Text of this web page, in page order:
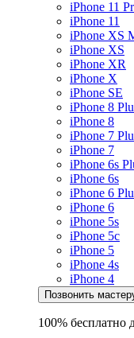
iPhone 11
iPhone 11
iPhone XS
iPhone XS
iPhone XR
iPhone X
iPhone SE
iPhone 8
iPhone 8
iPhone 7
iPhone 7
iPhone 6s
iPhone 6s
iPhone 6
iPhone 6
iPhone 5s
iPhone 5c
iPhone 5
iPhone 4s
iPhone 4
Позвонить
100% бесплатно